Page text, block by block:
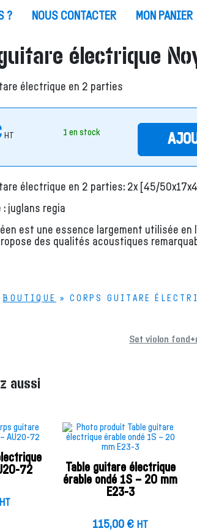
? NOUS CONTACTER MON PANIER
électrique
électrique en 2 parties
HT 1 en stock
électrique en 2 parties: 2x [45/
: juglans regia
est une essence largement utilisée
des qualités acoustiques
BOUTIQUE » CORPS GUITARE
Set violon
aussi
72
HT
Table guitare électrique
érable ondé 1S – 20 mm
E23-3
115,00 € HT